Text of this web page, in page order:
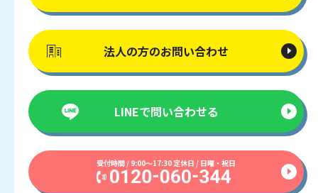
法人の方のお問い合わせ
LINEで問い合わせる
受付時間 / 9:00〜17:30 定休日 / 日曜・祝日